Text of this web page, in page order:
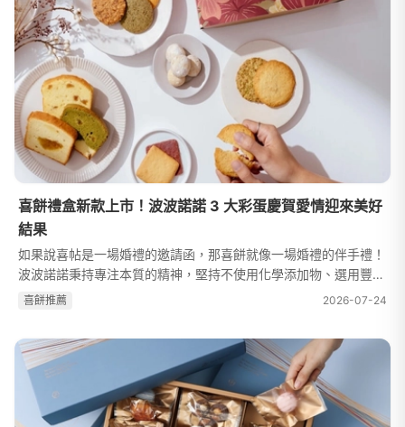
喜餅禮盒新款上市！波波諾諾 3 大彩蛋慶賀愛情迎來美好
結果
如果說喜帖是一場婚禮的邀請函，那喜餅就像一場婚禮的伴手禮！
波波諾諾秉持專注本質的精神，堅持不使用化學添加物、選用豐富
在地食材，並且使用環境友善包裝，滿懷著「希望每盒喜餅都能呈
喜餅推薦 2026-07-24